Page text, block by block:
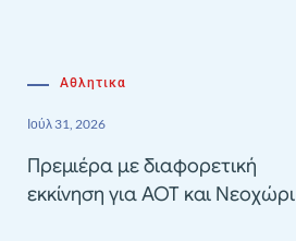
Αθλητικα
Ιούλ 31, 2026
Πρεμιέρα με διαφορετική
εκκίνηση για ΑΟΤ και Νεοχώρι